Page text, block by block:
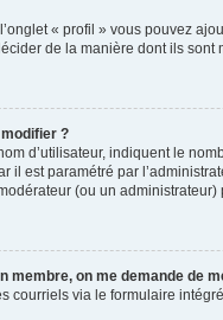
« profil » vous pouvez
de la manière dont ils
?
d’utilisateur, indiquent le
il est paramétré par
(ou un
membre, on me demande de
courriels via le formulaire